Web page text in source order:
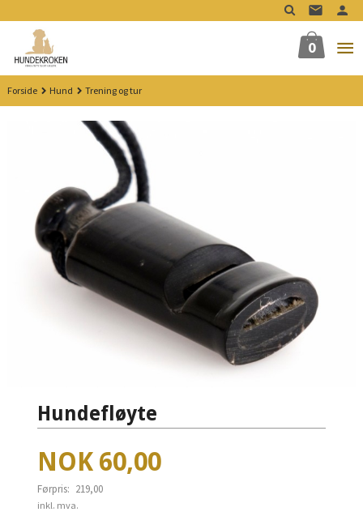
til
innholdet
0
Forside Hund Trening og tur
Hundefløyte
Tilbud
NOK 60,00
Førpris: 219,00
Rabatt
inkl. mva.